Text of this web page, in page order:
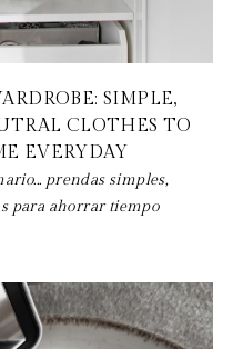
SIMPLE,
CLOTHES TO
EVERYDAY
prendas simples,
para ahorrar tiempo